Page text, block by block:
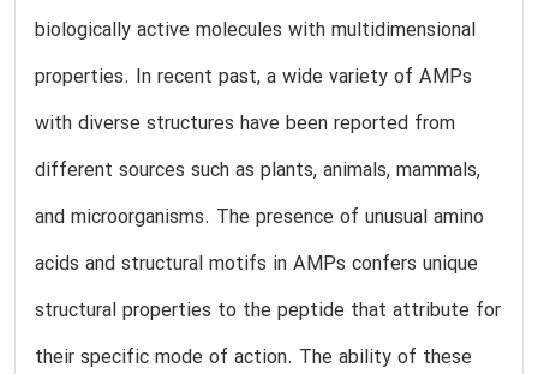
biologically active molecules with multidimensional
properties. In recent past, a wide variety of AMPs
with diverse structures have been reported from
different sources such as plants, animals, mammals,
and microorganisms. The presence of unusual amino
acids and structural motifs in AMPs confers unique
structural properties to the peptide that attribute for
their specific mode of action. The ability of these